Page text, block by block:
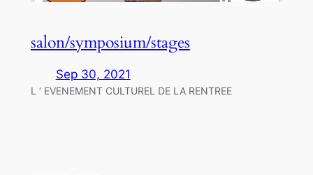
salon/symposium/stages
Sep 30, 2021
L ‘ EVENEMENT CULTUREL DE LA RENTREE